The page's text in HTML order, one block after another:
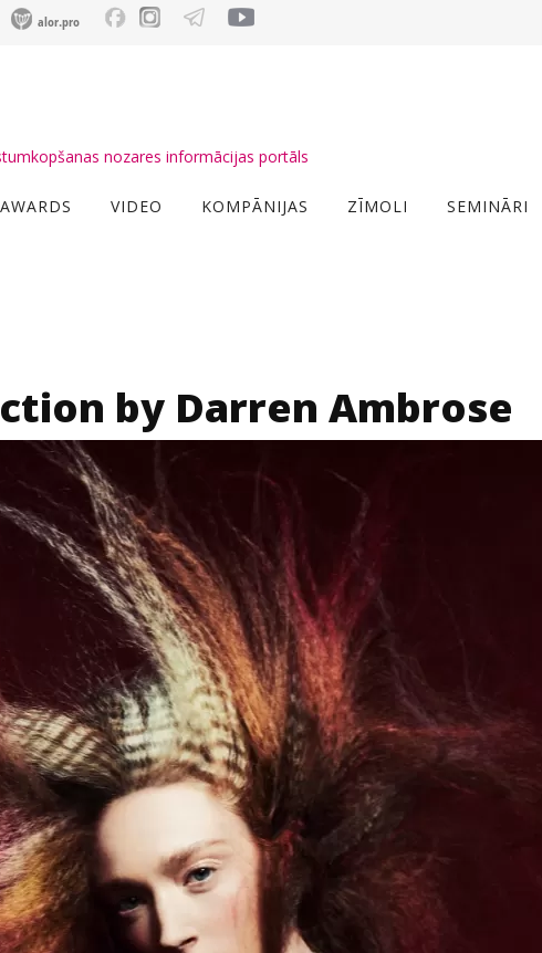
alor.pro
nozares informācijas portāls
VIDEO KOMPĀNIJAS ZĪMOLI SEMINĀRI
by Darren Ambrose